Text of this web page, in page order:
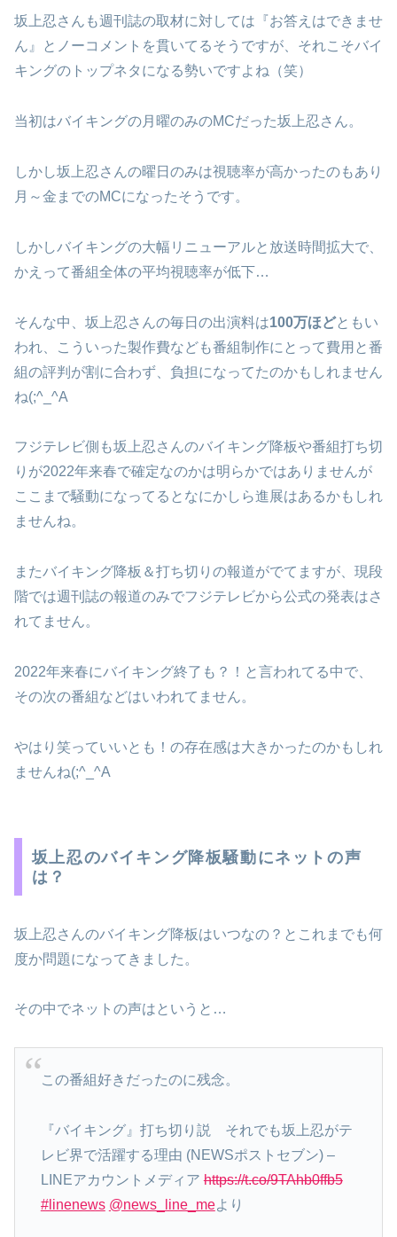
坂上忍さんも週刊誌の取材に対しては『お答えはできませ
ん』とノーコメントを貫いてるそうですが、それこそバイ
キングのトップネタになる勢いですよね（笑）
当初はバイキングの月曜のみのMCだった坂上忍さん。
しかし坂上忍さんの曜日のみは視聴率が高かったのもあり
月～金までのMCになったそうです。
しかしバイキングの大幅リニューアルと放送時間拡大で、
かえって番組全体の平均視聴率が低下…
そんな中、坂上忍さんの毎日の出演料は100万ほどともい
われ、こういった製作費なども番組制作にとって費用と番
組の評判が割に合わず、負担になってたのかもしれません
ね(;^_^A
フジテレビ側も坂上忍さんのバイキング降板や番組打ち切
りが2022年来春で確定なのかは明らかではありませんが
ここまで騒動になってるとなにかしら進展はあるかもしれ
ませんね。
またバイキング降板＆打ち切りの報道がでてますが、現段
階では週刊誌の報道のみでフジテレビから公式の発表はさ
れてません。
2022年来春にバイキング終了も？！と言われてる中で、
その次の番組などはいわれてません。
やはり笑っていいとも！の存在感は大きかったのかもしれ
ませんね(;^_^A
坂上忍のバイキング降板騒動にネットの声
は？
坂上忍さんのバイキング降板はいつなの？とこれまでも何
度か問題になってきました。
その中でネットの声はというと…
この番組好きだったのに残念。
『バイキング』打ち切り説 それでも坂上忍がテ
レビ界で活躍する理由 (NEWSポストセブン) –
LINEアカウントメディアhttps://t.co/9TAhb0ffb5
#linenews @news_line_meより